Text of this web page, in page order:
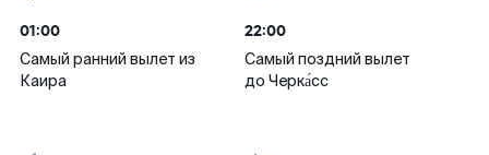
01:00
Самый ранний вылет из
Каира
22:00
Самый поздний вылет
до Черка́сс